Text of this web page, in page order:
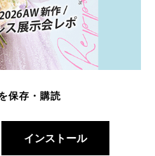
保存・購読
インストール